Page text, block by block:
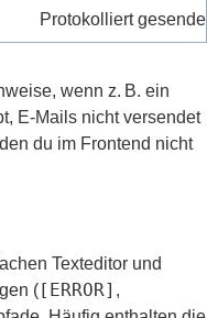
Protokolliert
wenn z. B. ein
E-Mails nicht versendet
du im Frontend nicht
Texteditor und
([ERROR] ,